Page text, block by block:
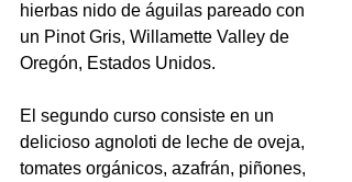
hierbas nido de águilas pareado con
un Pinot Gris, Willamette Valley de
Oregón, Estados Unidos.
El segundo curso consiste en un
delicioso agnoloti de leche de oveja,
tomates orgánicos, azafrán, piñones,